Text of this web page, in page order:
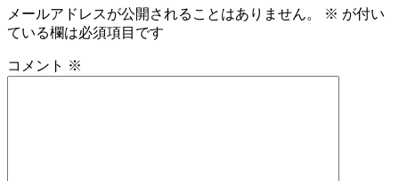
メールアドレスが公開されることはありません。 ※ が付い
ている欄は必須項目です
コメント ※